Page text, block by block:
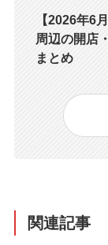
【2026年6
周辺の開店
まとめ
関連記事